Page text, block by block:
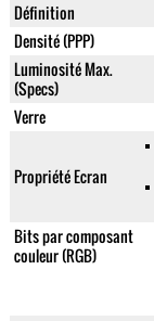
Définition
Densité (PPP)
Luminosité Max.
(Specs)
Verre
Propriété Ecran
Bits par composant
couleur (RGB)